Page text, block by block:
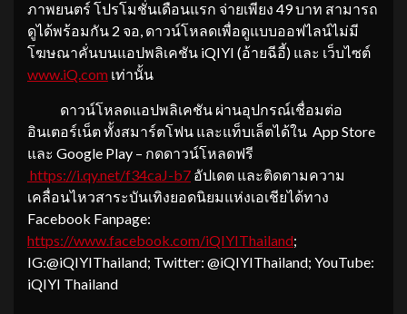
ภาพยนตร์ โปรโมชั่นเดือนแรก จ่ายเพียง 49 บาท สามารถ
ดูได้พร้อมกัน 2 จอ, ดาวน์โหลดเพื่อดูแบบออฟไลน์ไม่มี
โฆษณาคั่นบนแอปพลิเคชัน iQIYI (อ้ายฉีอี้) และ เว็บไซต์
www.iQ.com เท่านั้น
ดาวน์โหลดแอปพลิเคชัน ผ่านอุปกรณ์เชื่อมต่อ
อินเตอร์เน็ต ทั้งสมาร์ตโฟน และแท็บเล็ตได้ใน App Store
และ Google Play – กดดาวน์โหลดฟรี
https://i.qy.net/f34caJ-b7 อัปเดต และติดตามความ
เคลื่อนไหวสาระบันเทิงยอดนิยมแห่งเอเชียได้ทาง
Facebook Fanpage:
https://www.facebook.com/iQIYIThailand;
IG:@iQIYIThailand; Twitter: @iQIYIThailand; YouTube:
iQIYI Thailand